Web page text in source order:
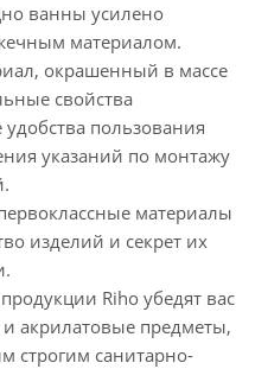
ванны усилено
материалом.
окрашенный в массе
свойства
пользования
указаний по монтажу
материалы
изделий и секрет их
Riho убедят вас
и акрилатовые предметы,
строгим санитарно-